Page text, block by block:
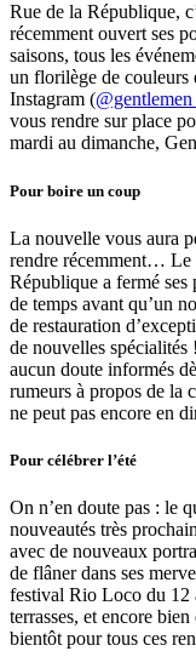
Rue de la République,
récemment ouvert ses
saisons, tous les
un florilège de couleurs
Instagram (
vous rendre sur place
mardi au dimanche,
Pour boire un coup
La nouvelle vous aura
rendre récemment… Le
République a fermé ses
de temps avant qu’un
de restauration
de nouvelles
aucun doute informés
rumeurs à propos de la
ne peut pas encore en
Pour célébrer l’été
On n’en doute pas : le
nouveautés très
avec de nouveaux
de flâner dans ses
festival Rio Loco du 12
terrasses, et encore
bientôt pour tous ces